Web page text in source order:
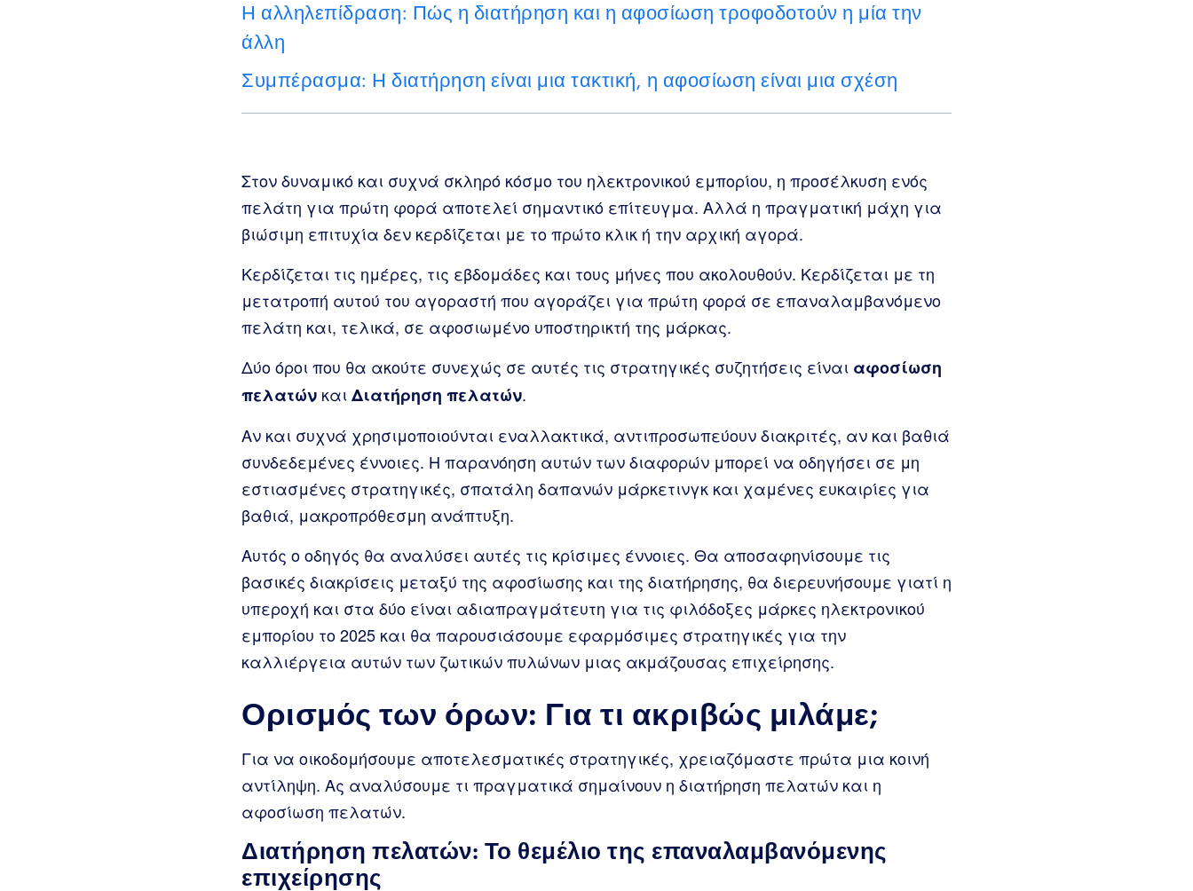
Η αλληλεπίδραση: Πώς η διατήρηση και η αφοσίωση τροφοδοτούν η μία την
άλλη
Συμπέρασμα: Η διατήρηση είναι μια τακτική, η αφοσίωση είναι μια σχέση
Στον δυναμικό και συχνά σκληρό κόσμο του ηλεκτρονικού εμπορίου, η προσέλκυση ενός
πελάτη για πρώτη φορά αποτελεί σημαντικό επίτευγμα. Αλλά η πραγματική μάχη για
βιώσιμη επιτυχία δεν κερδίζεται με το πρώτο κλικ ή την αρχική αγορά.
Κερδίζεται τις ημέρες, τις εβδομάδες και τους μήνες που ακολουθούν. Κερδίζεται με τη
μετατροπή αυτού του αγοραστή που αγοράζει για πρώτη φορά σε επαναλαμβανόμενο
πελάτη και, τελικά, σε αφοσιωμένο υποστηρικτή της μάρκας.
Δύο όροι που θα ακούτε συνεχώς σε αυτές τις στρατηγικές συζητήσεις είναι αφοσίωση
πελατών καιΔιατήρηση πελατών.
Αν και συχνά χρησιμοποιούνται εναλλακτικά, αντιπροσωπεύουν διακριτές, αν και βαθιά
συνδεδεμένες έννοιες. Η παρανόηση αυτών των διαφορών μπορεί να οδηγήσει σε μη
εστιασμένες στρατηγικές, σπατάλη δαπανών μάρκετινγκ και χαμένες ευκαιρίες για
βαθιά, μακροπρόθεσμη ανάπτυξη.
Αυτός ο οδηγός θα αναλύσει αυτές τις κρίσιμες έννοιες. Θα αποσαφηνίσουμε τις
βασικές διακρίσεις μεταξύ της αφοσίωσης και της διατήρησης, θα διερευνήσουμε γιατί η
υπεροχή και στα δύο είναι αδιαπραγμάτευτη για τις φιλόδοξες μάρκες ηλεκτρονικού
εμπορίου το 2025 και θα παρουσιάσουμε εφαρμόσιμες στρατηγικές για την
καλλιέργεια αυτών των ζωτικών πυλώνων μιας ακμάζουσας επιχείρησης.
Ορισμός των όρων: Για τι ακριβώς μιλάμε;
Για να οικοδομήσουμε αποτελεσματικές στρατηγικές, χρειαζόμαστε πρώτα μια κοινή
αντίληψη. Ας αναλύσουμε τι πραγματικά σημαίνουν η διατήρηση πελατών και η
αφοσίωση πελατών.
Διατήρηση πελατών: Το θεμέλιο της επαναλαμβανόμενης
επιχείρησης